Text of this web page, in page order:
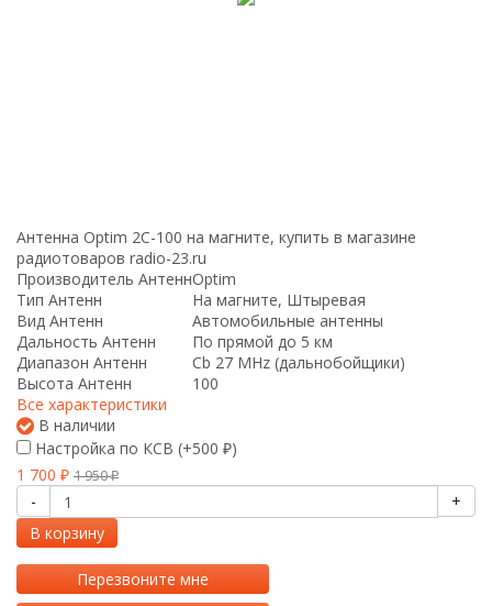
Антенна Optim 2C-100 на магните, купить в магазине
радиотоваров radio-23.ru
Производитель АнтеннOptim
Тип Антенн
На магните, Штыревая
Вид Антенн
Автомобильные антенны
Дальность Антенн
По прямой до 5 км
Диапазон Антенн
Cb 27 MHz (дальнобойщики)
Высота Антенн
100
Все характеристики
В наличии
Настройка по КСВ (+500 ₽)
1 700 ₽ 1 950₽
-
+
В корзину
Перезвоните мне